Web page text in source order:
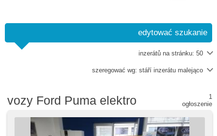
edytować szukanie
inzerátů na stránku: 50
szeregować wg: stáří inzerátu malejąco
vozy Ford Puma elektro
1
ogłoszenie